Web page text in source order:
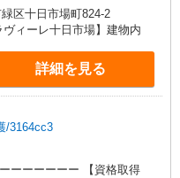
〜）：時給2,250円〜 ＊日曜
研修
週20時間
）の場合は時給1,770円 ＊
〜）：時給2,150円〜 ＊
、生活援助
区十日市場町824-2
ィーレ十日市場】建物内
詳細を見る
3164cc3